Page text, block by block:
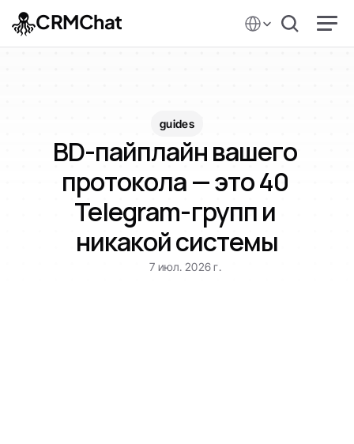
guides
BD-пайплайн вашего
протокола — это 40
Telegram-групп и
никакой системы
7 июл. 2026 г.
CRMChat